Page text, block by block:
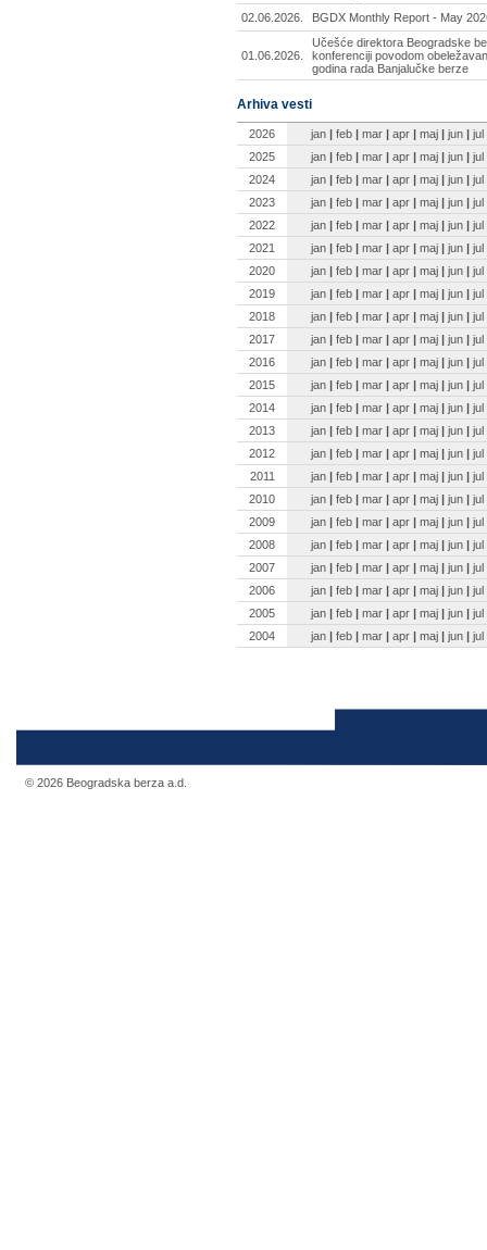
02.06.2026.
BGDX Monthly Report - May
01.06.2026.
Učešće direktora Beogradske
konferenciji povodom
godina rada Banjalučke berze
Arhiva vesti
2026 jan | feb | mar | apr | maj | jun | jul
2025
jan | feb | mar | apr | maj | jun | jul
2024
jan | feb | mar | apr | maj | jun | jul
2023
jan | feb | mar | apr | maj | jun | jul
2022
jan | feb | mar | apr | maj | jun | jul
2021
jan | feb | mar | apr | maj | jun | jul
2020
jan | feb | mar | apr | maj | jun | jul
2019
jan | feb | mar | apr | maj | jun | jul
2018
jan | feb | mar | apr | maj | jun | jul
2017
jan | feb | mar | apr | maj | jun | jul
2016
jan | feb | mar | apr | maj | jun | jul
2015
jan | feb | mar | apr | maj | jun | jul
2014
jan | feb | mar | apr | maj | jun | jul
2013
jan | feb | mar | apr | maj | jun | jul
2012
jan | feb | mar | apr | maj | jun | jul
2011
jan | feb | mar | apr | maj | jun | jul
2010
jan | feb | mar | apr | maj | jun | jul
2009
jan | feb | mar | apr | maj | jun | jul
2008
jan | feb | mar | apr | maj | jun | jul
2007
jan | feb | mar | apr | maj | jun | jul
2006
jan | feb | mar | apr | maj | jun | jul
2005
jan | feb | mar | apr | maj | jun | jul
2004
jan | feb | mar | apr | maj | jun | jul
© 2026 Beogradska berza a.d.